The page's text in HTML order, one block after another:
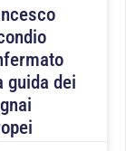
guida dei